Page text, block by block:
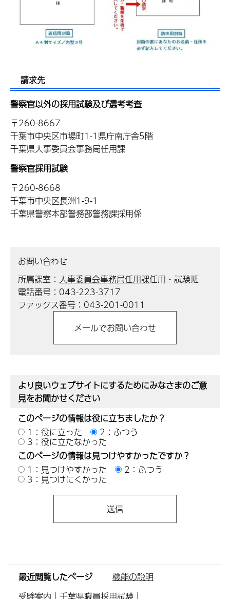
請求先
警察官以外の採用試験及び選考考査
〒260-8667
千葉市中央区市場町1-1県庁南庁舎5階
千葉県人事委員会事務局任用課
警察官採用試験
〒260-8668
千葉市中央区長洲1-9-1
千葉県警察本部警務部警務課採用係
お問い合わせ
所属課室： 人事委員会事務局任用課任用・試験班
電話番号：043-223-3717
ファックス番号：043-201-0011
より良いウェブサイトにするためにみなさまのご意
見をお聞かせください
このページの情報は役に立ちましたか？
1：役に立った
2：ふつう
3：役に立たなかった
このページの情報は見つけやすかったですか？
1：見つけやすかった
2：ふつう
3：見つけにくかった
最近閲覧したページ
機能の説明
受験案内｜千葉県職員採用試験 ｜